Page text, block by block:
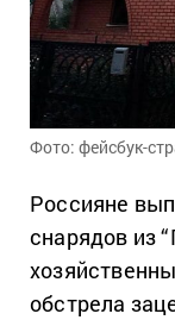
Фото: фейсбук-
Россияне
снарядов из
обстрела